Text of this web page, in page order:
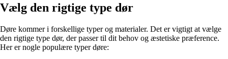
Vælg den rigtige type dør
Døre kommer i forskellige typer og materialer. Det er vigtigt at vælge
den rigtige type dør, der passer til dit behov og æstetiske præference.
Her er nogle populære typer døre: